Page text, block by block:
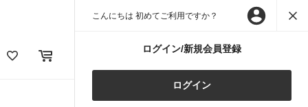
こんにちは 初めてご利用ですか？
ログイン/新規会員登録
ログイン